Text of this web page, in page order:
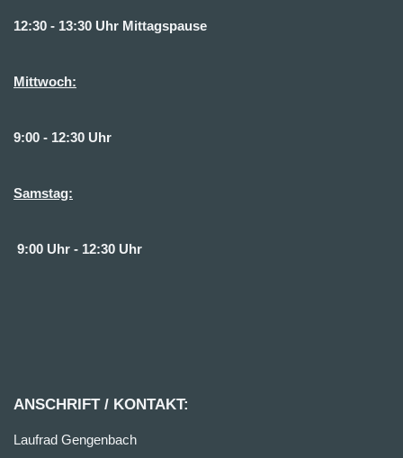
12:30 - 13:30 Uhr Mittagspause
Mittwoch:
9:00 - 12:30 Uhr
Samstag:
9:00 Uhr - 12:30 Uhr
ANSCHRIFT / KONTAKT:
Laufrad Gengenbach